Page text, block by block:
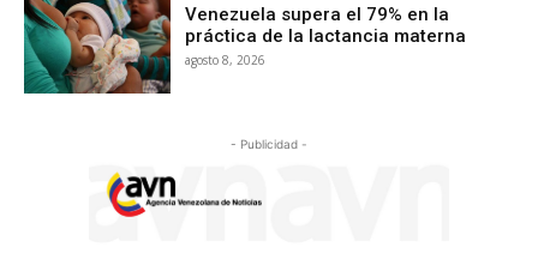
Venezuela supera el 79% en la
práctica de la lactancia materna
agosto 8, 2026
- Publicidad -